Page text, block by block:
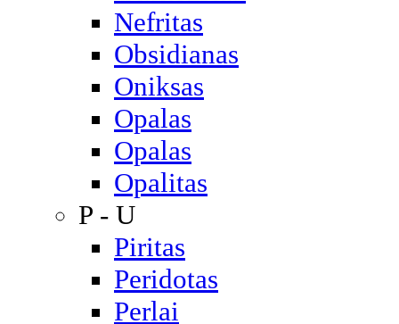
Nefritas
Obsidianas
Oniksas
Opalas
Opalas
Opalitas
P - U
Piritas
Peridotas
Perlai